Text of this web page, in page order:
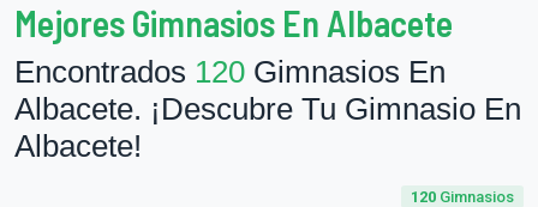
Mejores Gimnasios En Albacete
Encontrados 120 Gimnasios En
Albacete. ¡Descubre Tu Gimnasio En
Albacete!
120 Gimnasios